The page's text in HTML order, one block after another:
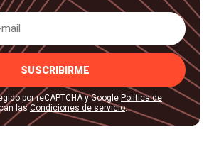
SUSCRIBIRME
por reCAPTCHA y Google Política de
lasCondiciones de servicio.